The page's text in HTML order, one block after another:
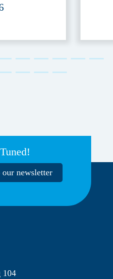
our newsletter
104